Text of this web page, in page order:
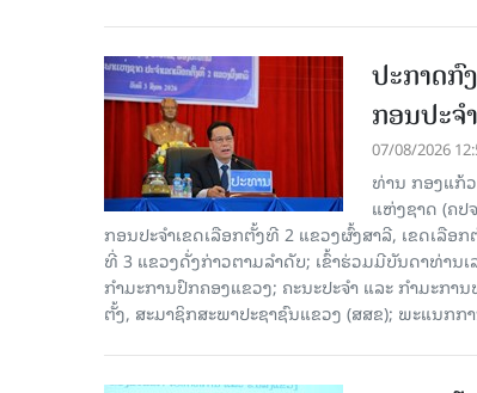
ປະກາດກົ
ກອນປະຈໍ
07/08/2026
ທ່ານ ກອງແກ້
ແຫ່ງຊາດ (ຄປ
ກອນປະຈໍາເຂດເລືອກຕັ້ງທີ 2 ແຂວງຜົ້ງສາລີ, ເຂດເລື
ທີ່ 3 ແຂວງດັ່ງກ່າວຕາມລຳດັບ; ເຂົ້າຮ່ວມມີບັນດາທ່ານ
ກໍາມະການປົກຄອງແຂວງ; ຄະນະປະຈໍາ ແລະ ກໍາມະກາ
ຕັ້ງ, ສະມາຊິກສະພາປະຊາຊົນແຂວງ (ສສຂ); ພະແນກ